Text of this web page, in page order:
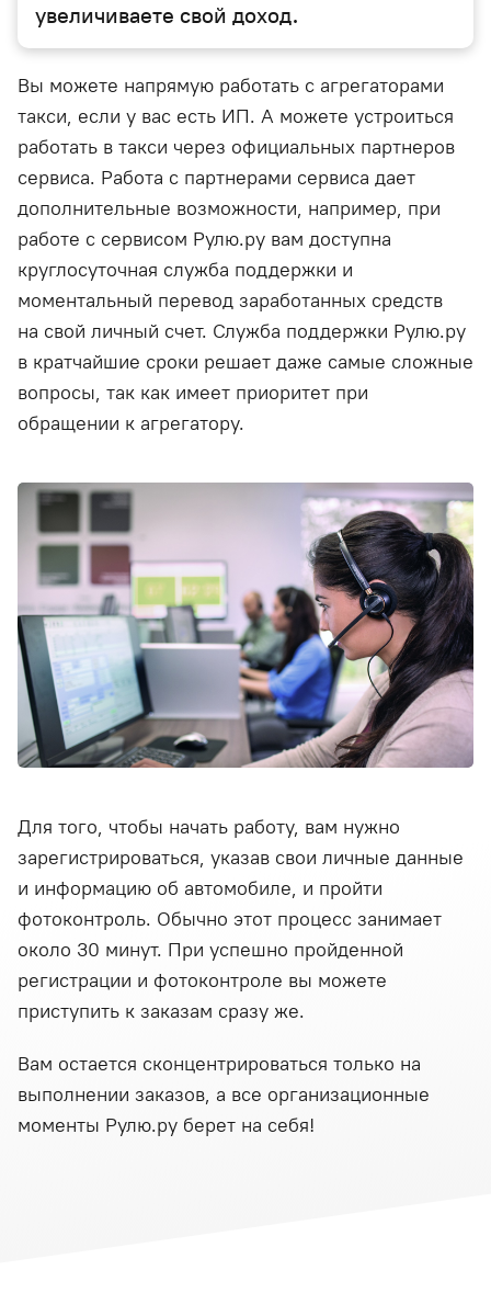
увеличиваете свой доход.
Вы можете напрямую работать с агрегаторами
такси, если у вас есть ИП. А можете устроиться
работать в такси через официальных партнеров
сервиса. Работа с партнерами сервиса дает
дополнительные возможности, например, при
работе с сервисом Рулю.ру вам доступна
круглосуточная служба поддержки и
моментальный перевод заработанных средств
на свой личный счет. Служба поддержки Рулю.ру
в кратчайшие сроки решает даже самые сложные
вопросы, так как имеет приоритет при
обращении к агрегатору.
Для того, чтобы начать работу, вам нужно
зарегистрироваться, указав свои личные данные
и информацию об автомобиле, и пройти
фотоконтроль. Обычно этот процесс занимает
около 30 минут. При успешно пройденной
регистрации и фотоконтроле вы можете
приступить к заказам сразу же.
Вам остается сконцентрироваться только на
выполнении заказов, а все организационные
моменты Рулю.ру берет на себя!